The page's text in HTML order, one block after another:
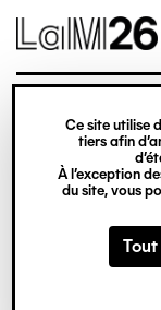
Gestion des
Ce site utilise
tiers afin
À l’exception
du site, vous
contenu